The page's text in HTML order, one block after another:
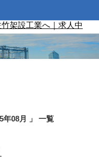
年08月 」 一覧